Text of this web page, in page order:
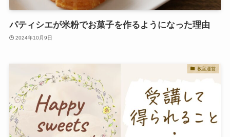
パティシエが米粉でお菓子を作るようになった理由
2024年10月9日
教室運営